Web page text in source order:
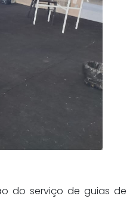
do serviço de guias de